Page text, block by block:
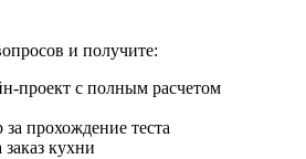
и получите:
проект с полным расчетом
прохождение теста
кухни